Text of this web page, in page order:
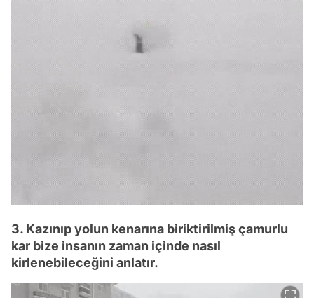
3. Kazınıp yolun kenarına biriktirilmiş çamurlu
kar bize insanın zaman içinde nasıl
kirlenebileceğini anlatır.